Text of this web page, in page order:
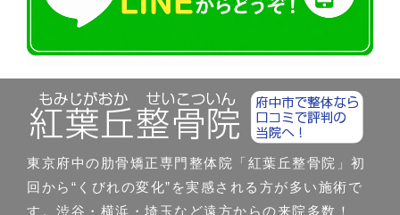
東京府中の肋骨矯正専門整体院「紅葉丘整骨院」初
回から“くびれの変化”を実感される方が多い施術で
す。渋谷・横浜・埼玉など遠方からの来院多数！